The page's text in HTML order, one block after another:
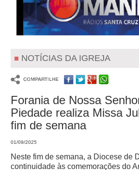
NOTÍCIAS DA IGREJA
Forania de Nossa
Piedade realiza Missa
fim de semana
01/09/2025
Neste fim de semana, a Diocese de
continuidade às comemorações do